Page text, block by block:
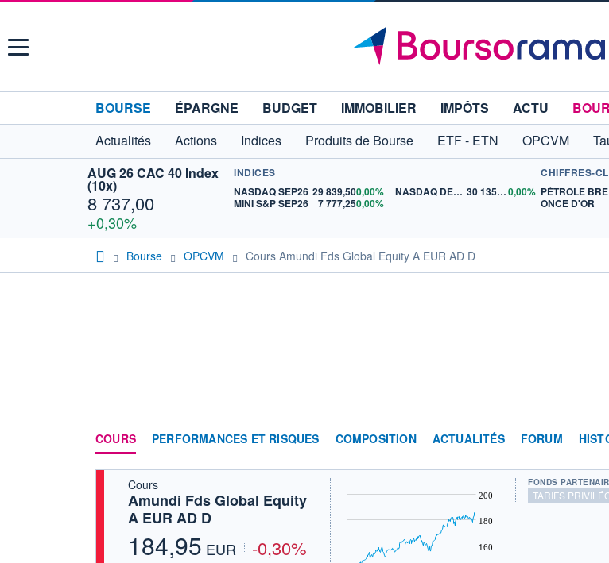
Menu
BOURSE ÉPARGNE BUDGET IMMOBILIER IMPÔTS ACTU
Actualités
Actions Indices Produits de Bourse ETF - ETN OPCVM
AUG 26 CAC 40 Index
(10x)
8 737,00
+0,30%
INDICES
NASDAQ SEP26 29 839,500,00%
MINI S&P SEP26
7 777,250,00%
NASDAQ DEC26 30 135,000,00%
CHIFFRES-
ONCE D'OR
Bourse OPCVM Cours Amundi Fds Global Equity A EUR AD D
COURS PERFORMANCES ET RISQUES COMPOSITION ACTUALITÉS FORUM
Cours
Amundi Fds Global Equity
A EUR AD D
184,95 EUR -0,30% 160
180
200
FONDS
TARIFS